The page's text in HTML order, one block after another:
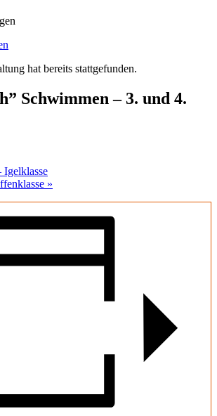
hat bereits stattgefunden.
Schwimmen – 3. und 4.
»